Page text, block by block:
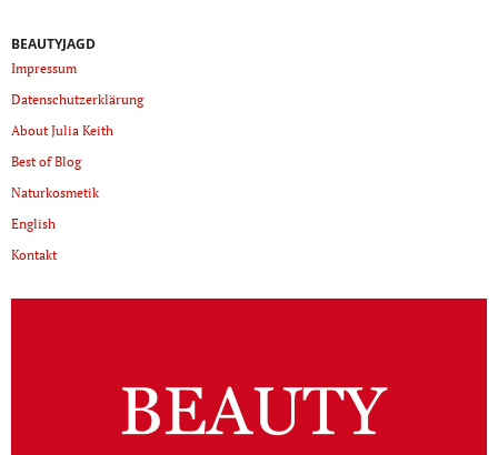
BEAUTYJAGD
Impressum
Datenschutzerklärung
About Julia Keith
Best of Blog
Naturkosmetik
English
Kontakt